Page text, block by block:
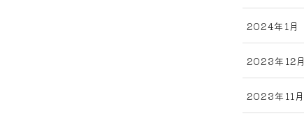
2024年1月
2023年12月
2023年11月